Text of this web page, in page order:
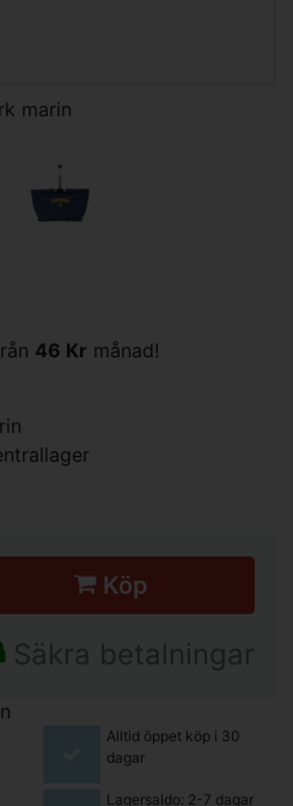
marin
46 Kr månad!
Köp
Säkra betalningar
Alltid öppet köp i 30
dagar
Lagersaldo: 2-7 dagar